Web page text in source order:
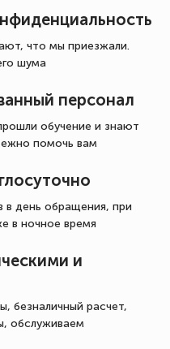
что мы приезжали.
шума
персонал
обучение и знают
помочь вам
в день обращения, при
в ночное время
и
безналичный расчет,
обслуживаем